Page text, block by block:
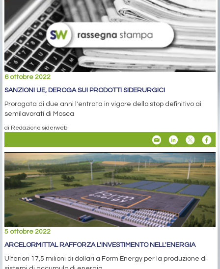
6 ottobre 2022
SANZIONI UE, DEROGA SUI PRODOTTI SIDERURGICI
Prorogata di due anni l'entrata in vigore dello stop definitivo ai
semilavorati di Mosca
di Redazione siderweb
5 ottobre 2022
ARCELORMITTAL RAFFORZA L'INVESTIMENTO NELL'ENERGIA
Ulteriori 17,5 milioni di dollari a Form Energy per la produzione di